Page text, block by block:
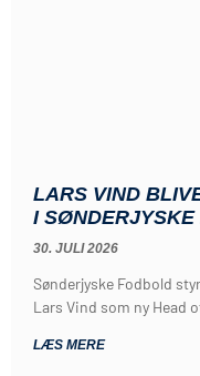
LARS VIND
I SØNDERJYSKE
30. JULI 2026
Sønderjyske Fodbold
Lars Vind som ny Head
LÆS MERE